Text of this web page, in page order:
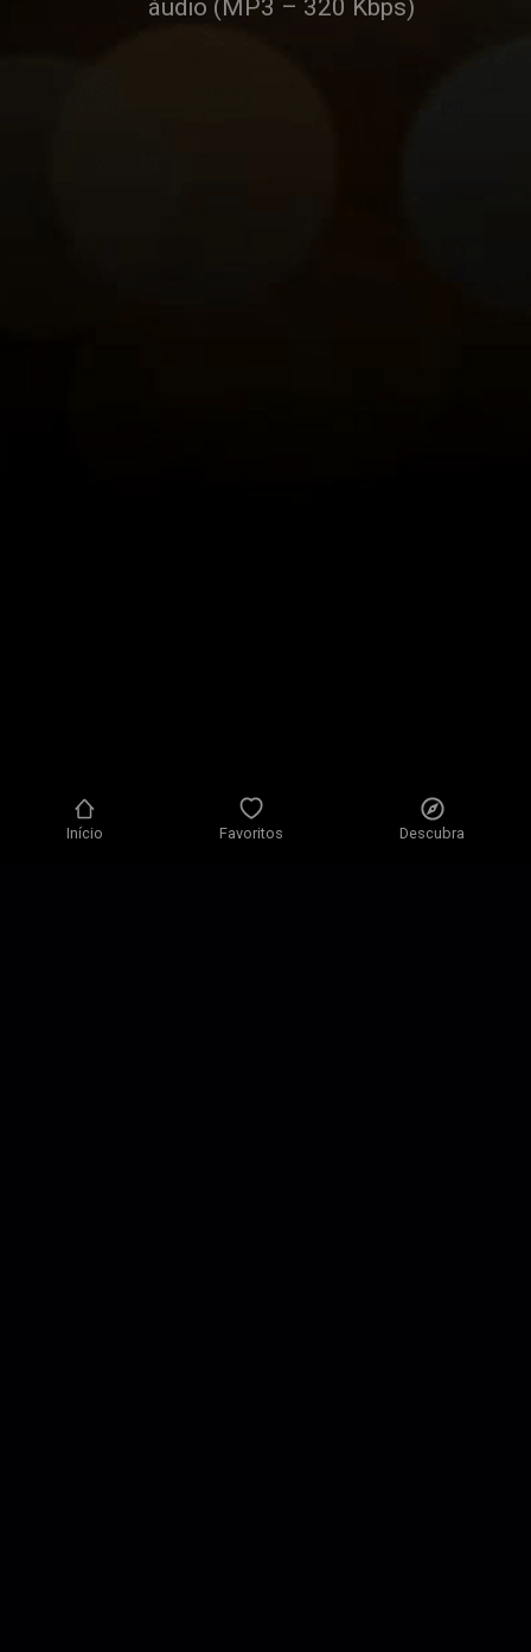
Início Favoritos Descubra
áudio (MP3 – 320 Kbps)